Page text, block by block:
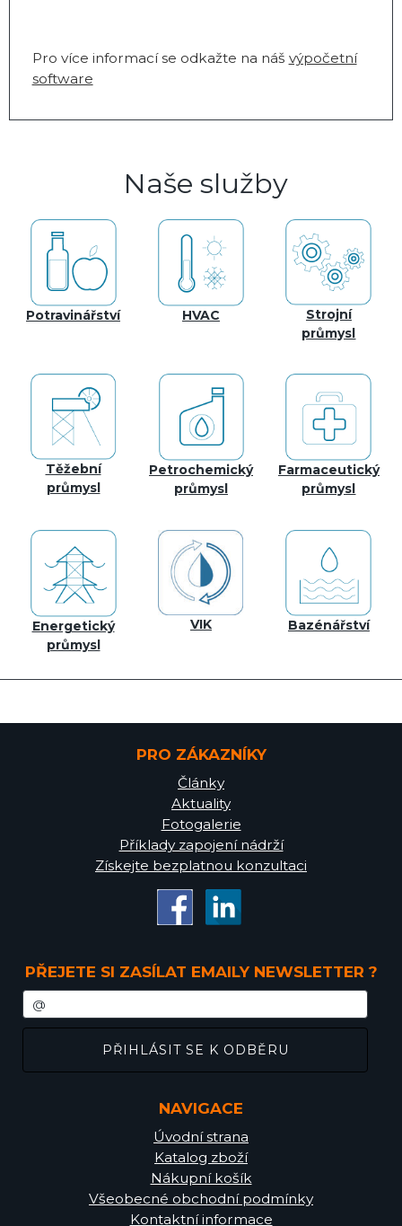
Pro více informací se odkažte na náš výpočetní
software
Naše služby
Potravinářství HVAC
Strojní
průmysl
Těžební
průmysl
Petrochemický
průmysl
Farmaceutický
průmysl
Energetický
průmysl
VIK Bazénářství
PRO ZÁKAZNÍKY
Články
Aktuality
Fotogalerie
Příklady zapojení nádrží
Získejte bezplatnou konzultaci
PŘEJETE SI ZASÍLAT EMAILY NEWSLETTER ?
NAVIGACE
Úvodní strana
Katalog zboží
Nákupní košík
Všeobecné obchodní podmínky
Kontaktní informace